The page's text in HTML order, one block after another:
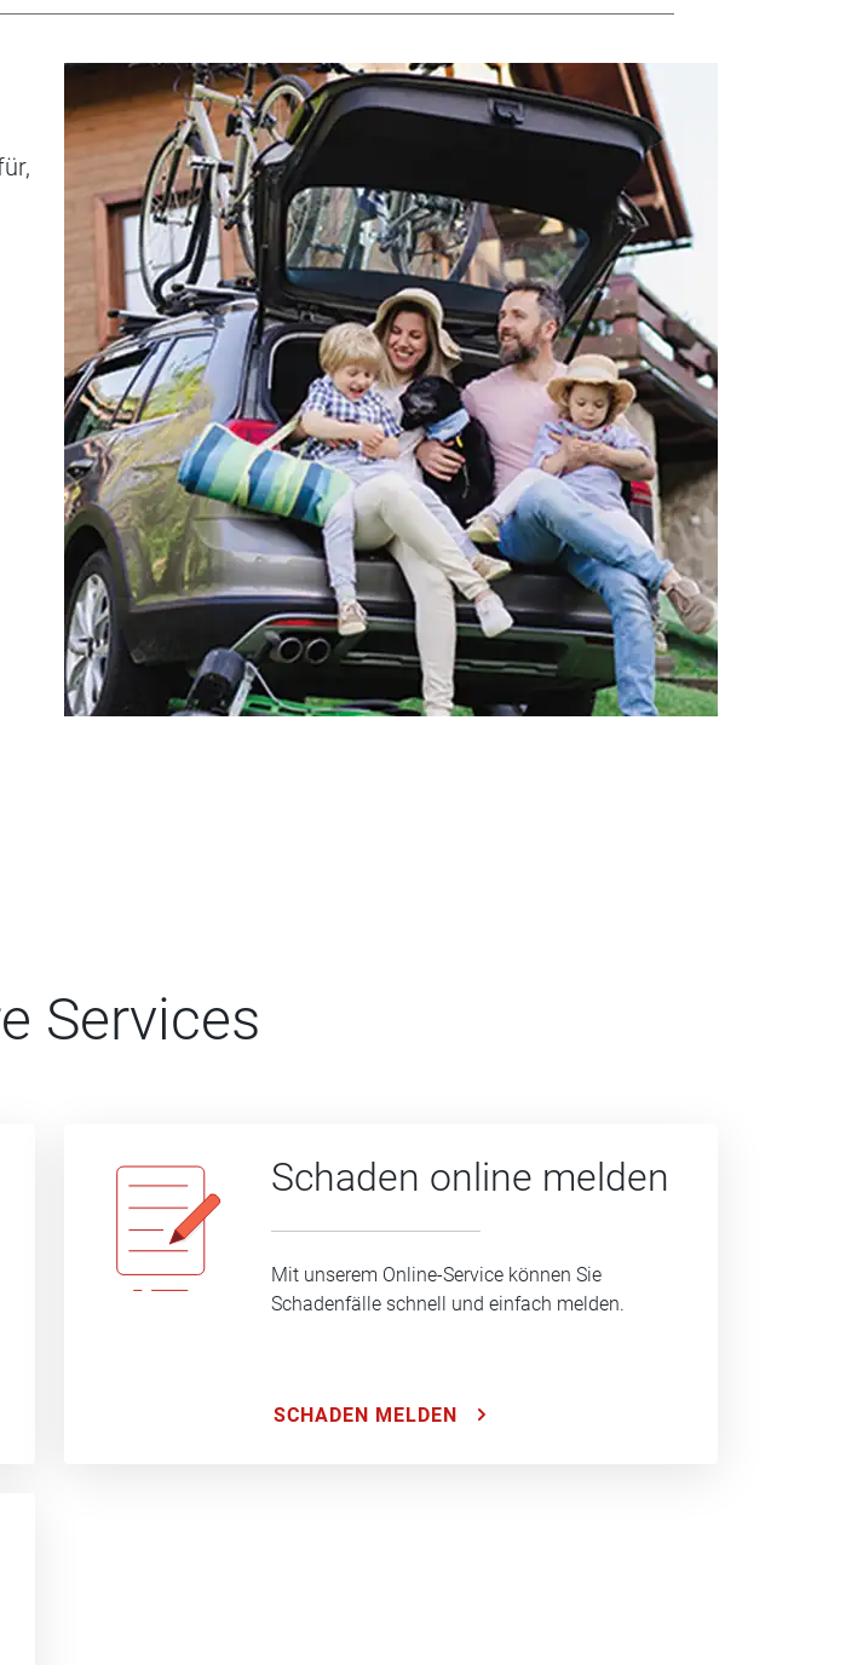
Services
Schaden online melden
Mit unserem Online-Service können Sie
Schadenfälle schnell und einfach melden.
SCHADEN MELDEN